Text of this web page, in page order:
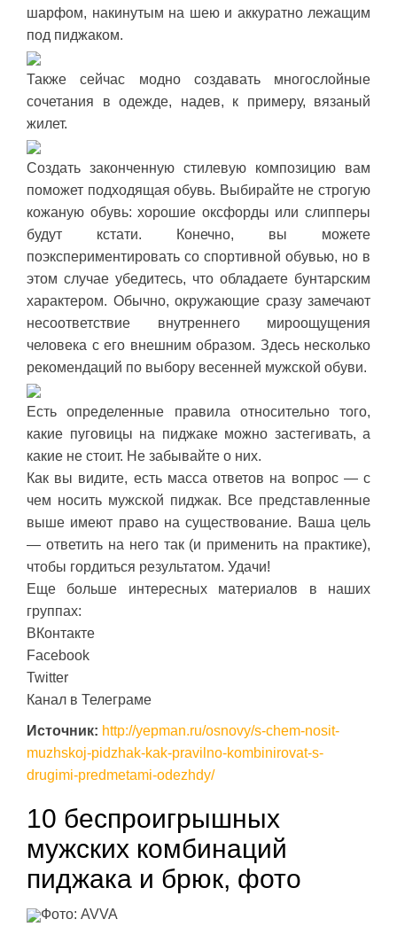
шарфом, накинутым на шею и аккуратно лежащим
под пиджаком.
Также сейчас модно создавать многослойные
сочетания в одежде, надев, к примеру, вязаный
жилет.
Создать законченную стилевую композицию вам
поможет подходящая обувь. Выбирайте не строгую
кожаную обувь: хорошие оксфорды или слипперы
будут кстати. Конечно, вы можете
поэкспериментировать со спортивной обувью, но в
этом случае убедитесь, что обладаете бунтарским
характером. Обычно, окружающие сразу замечают
несоответствие внутреннего мироощущения
человека с его внешним образом. Здесь несколько
рекомендаций по выбору весенней мужской обуви.
Есть определенные правила относительно того,
какие пуговицы на пиджаке можно застегивать, а
какие не стоит. Не забывайте о них.
Как вы видите, есть масса ответов на вопрос — с
чем носить мужской пиджак. Все представленные
выше имеют право на существование. Ваша цель
— ответить на него так (и применить на практике),
чтобы гордиться результатом. Удачи!
Еще больше интересных материалов в наших
группах:
ВКонтакте
Facebook
Twitter
Канал в Телеграме
Источник: http://yepman.ru/osnovy/s-chem-nosit-
muzhskoj-pidzhak-kak-pravilno-kombinirovat-s-
drugimi-predmetami-odezhdy/
10 беспроигрышных
мужских комбинаций
пиджака и брюк, фото
Фото: AVVA